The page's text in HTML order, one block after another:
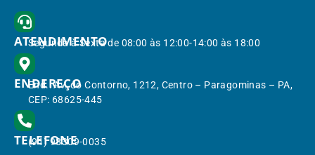
ATENDIMENTO
Segunda à Sexta de 08:00 às 12:00-14:00 às 18:00
ENDEREÇO
End.: Av. do Contorno, 1212, Centro – Paragominas – PA,
CEP: 68625-445
TELEFONE
(91) 98309-0035